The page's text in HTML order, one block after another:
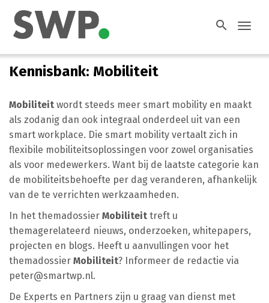
search
Kennisbank: Mobiliteit
Mobiliteit wordt steeds meer smart mobility en maakt
als zodanig dan ook integraal onderdeel uit van een
smart workplace. Die smart mobility vertaalt zich in
flexibile mobiliteitsoplossingen voor zowel organisaties
als voor medewerkers. Want bij de laatste categorie kan
de mobiliteitsbehoefte per dag veranderen, afhankelijk
van de te verrichten werkzaamheden.
In het themadossier Mobiliteit treft u
themagerelateerd nieuws, onderzoeken, whitepapers,
projecten en blogs. Heeft u aanvullingen voor het
themadossier Mobiliteit? Informeer de redactie via
peter@smartwp.nl.
De Experts en Partners zijn u graag van dienst met